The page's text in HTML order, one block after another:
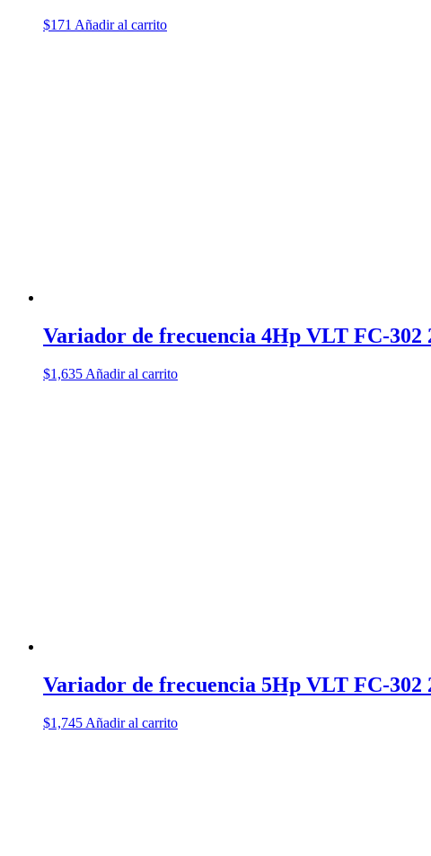
$171 Añadir al carrito
Variador de frecuencia 4Hp VLT FC-302
$1,635 Añadir al carrito
Variador de frecuencia 5Hp VLT FC-302
$1,745 Añadir al carrito